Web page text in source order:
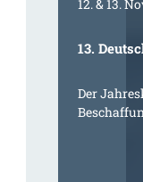
12. & 13.
13.
Der